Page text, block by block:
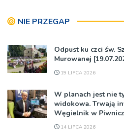
NIE PRZEGAP
Odpust ku czci św.
Murowanej
19 LIPCA 2026
W planach jest nie
widokowa. Trwają
Węgielnik w
14 LIPCA 2026